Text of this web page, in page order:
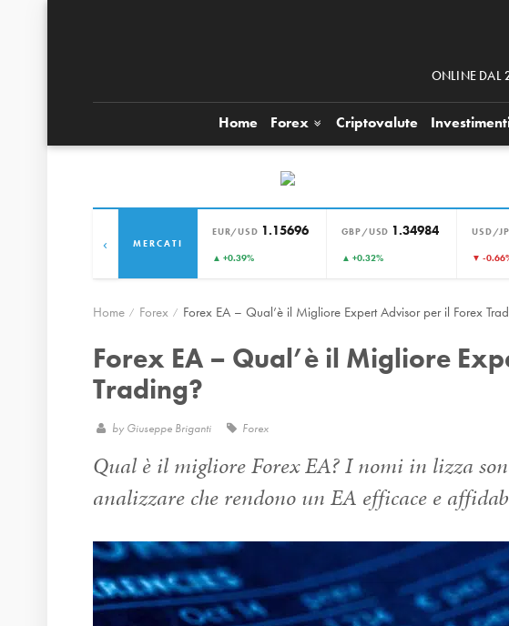
ONLINE DAL
Home Forex Criptovalute
MERCATI
EUR/USD 1.15696
▲ +0.39%
GBP/USD 1.34984
▲ +0.32%
USD/
▼ -
‹
Home Forex Forex EA – Qual’è il Migliore Expert Advisor per il Forex
Forex EA – Qual’è il Migliore
Trading?
by Giuseppe Briganti Forex
Qual è il migliore Forex EA? I nomi in lizza
analizzare che rendono un EA efficace e